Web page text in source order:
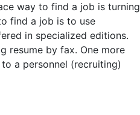
way to find a job is turning
find a job is to use
in specialized editions.
resume by fax. One more
a personnel (recruiting)